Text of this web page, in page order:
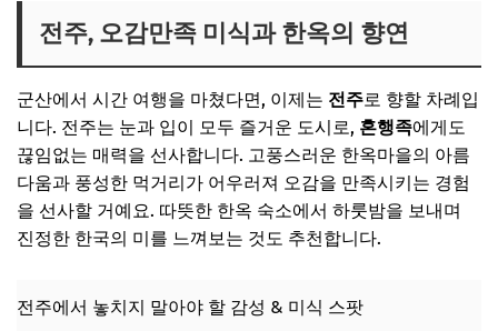
전주, 오감만족 미식과 한옥의 향연
군산에서 시간 여행을 마쳤다면, 이제는 전주로 향할 차례입
니다. 전주는 눈과 입이 모두 즐거운 도시로, 혼행족에게도
끊임없는 매력을 선사합니다. 고풍스러운 한옥마을의 아름
다움과 풍성한 먹거리가 어우러져 오감을 만족시키는 경험
을 선사할 거예요. 따뜻한 한옥 숙소에서 하룻밤을 보내며
진정한 한국의 미를 느껴보는 것도 추천합니다.
전주에서 놓치지 말아야 할 감성 & 미식 스팟